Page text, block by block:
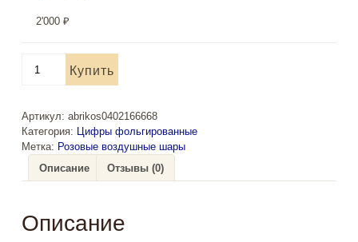
2'000 ₽
товара
на
стойке
Купить
Артикул: abrikos0402166668
Категория: Цифры фольгированные
Метка: Розовые воздушные шары
Описание
Отзывы (0)
Описание